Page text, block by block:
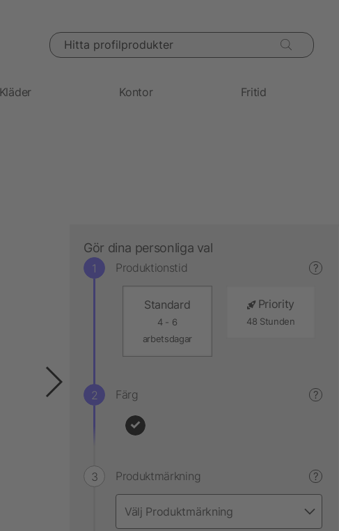
Hitta profilprodukter
Kontor Fritid
Gör dina personliga val
Produktionstid ?
Standard
4 - 6
arbetsdagar
Priority
48 Stunden
Färg ?
Produktmärkning ?